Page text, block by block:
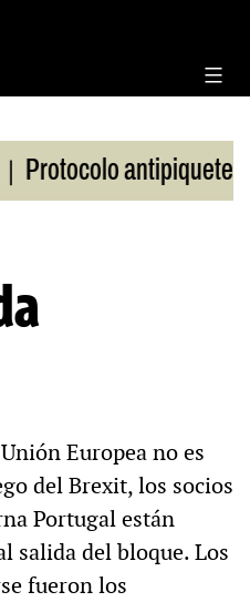
antipiquetes |
Europea no es
del Brexit, los socios
Portugal están
salida del bloque. Los
fueron los